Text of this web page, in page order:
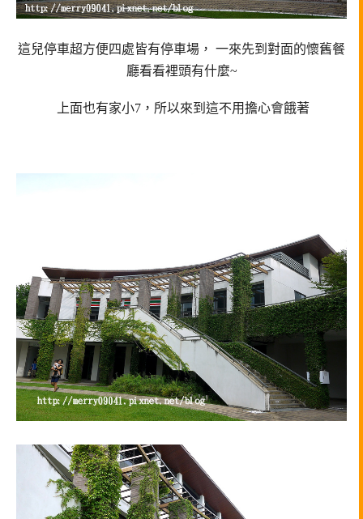
這兒停車超方便四處皆有停車場， 一來先到對面的懷舊餐
廳看看裡頭有什麼~
上面也有家小7，所以來到這不用擔心會餓著